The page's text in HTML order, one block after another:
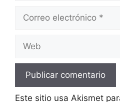
electrónico
Este sitio usa Akismet